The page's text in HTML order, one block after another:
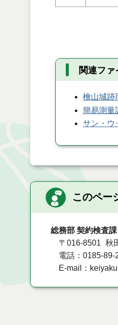
関連ファ
檜山城
簡易測
サン・
このペー
総務部 契約検査課
〒016-8501
秋
電話：0185-89-
E-mail：